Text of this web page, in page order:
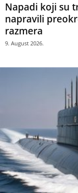
Napadi koji su
napravili
razmera
9. August 2026.